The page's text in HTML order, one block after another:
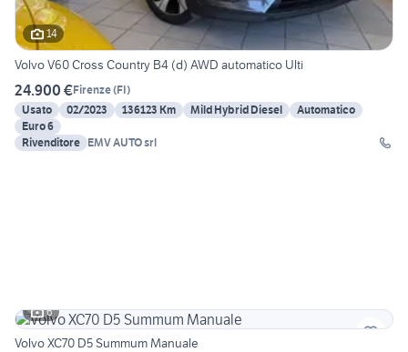
14
Volvo V60 Cross Country B4 (d) AWD automatico Ulti
24.900 €Firenze(FI)
Usato
02/2023 136123 Km Mild Hybrid Diesel
Automatico
Euro 6
Rivenditore EMV AUTO srl
6
Volvo XC70 D5 Summum Manuale